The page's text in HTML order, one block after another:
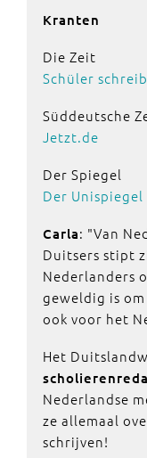
Kranten
Die Zeit
Schüler
Süddeutsche
Jetzt.de
Der Spiegel
Der Unispiegel
Carla: "Van
Duitsers stipt
Nederlanders
geweldig is
ook voor het
Het
Nederlandse
ze allemaal
schrijven!